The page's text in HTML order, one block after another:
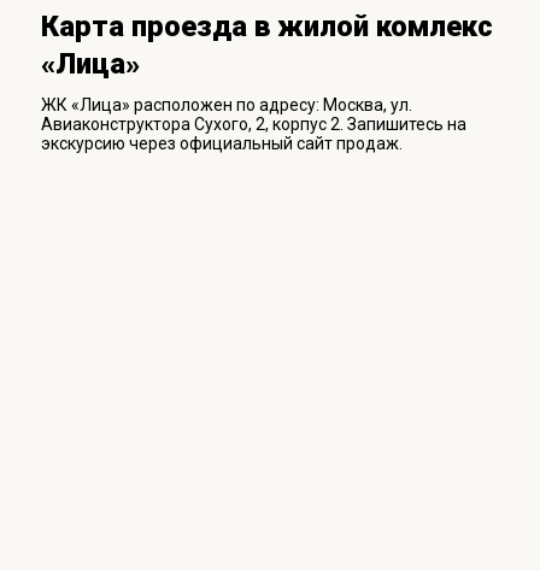
Карта проезда в жилой комлекс
«Лица»
ЖК «Лица» расположен по адресу: Москва, ул.
Авиаконструктора Сухого, 2, корпус 2. Запишитесь на
экскурсию через официальный сайт продаж.